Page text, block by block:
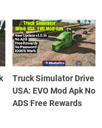
Truck Simulator Drive
USA: EVO Mod Apk No
ADS Free Rewards